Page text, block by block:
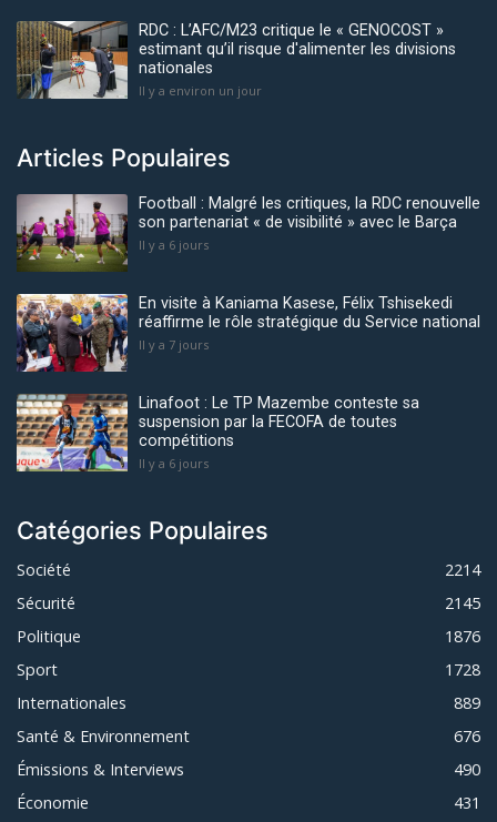
RDC : L’AFC/M23 critique le « GENOCOST »
estimant qu’il risque d'alimenter les divisions
nationales
Il y a environ un jour
Articles Populaires
Football : Malgré les critiques, la RDC renouvelle
son partenariat « de visibilité » avec le Barça
Il y a 6 jours
En visite à Kaniama Kasese, Félix Tshisekedi
réaffirme le rôle stratégique du Service national
Il y a 7 jours
Linafoot : Le TP Mazembe conteste sa
suspension par la FECOFA de toutes
compétitions
Il y a 6 jours
Catégories Populaires
Société
2214
Sécurité
2145
Politique
1876
Sport
1728
Internationales
889
Santé & Environnement
676
Émissions & Interviews
490
Économie
431